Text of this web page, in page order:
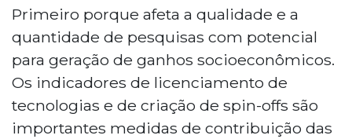
Primeiro porque afeta a qualidade e a
quantidade de pesquisas com potencial
para geração de ganhos socioeconômicos.
Os indicadores de licenciamento de
tecnologias e de criação de spin-offs são
importantes medidas de contribuição das